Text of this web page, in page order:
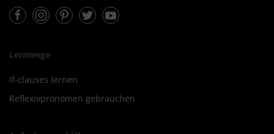
FacebookInstagramPinterestTwitterYoutube
Lernwege
If-clauses lernen
Reflexivpronomen gebrauchen